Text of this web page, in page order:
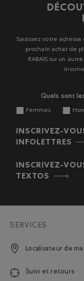
Saisissez votre
prochain achat de
RABAIS sur un
Quels sont
Femmes
INSCRIVEZ-
INFOLETTRES
INSCRIVEZ-
TEXTOS
SERVICES
Localisateur de
Suivi et retours